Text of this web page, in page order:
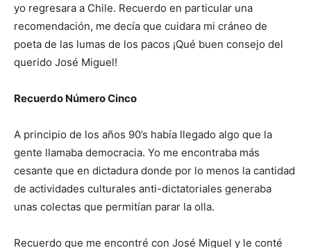
yo regresara a Chile. Recuerdo en particular una
recomendación, me decía que cuidara mi cráneo de
poeta de las lumas de los pacos ¡Qué buen consejo del
querido José Miguel!
Recuerdo Número Cinco
A principio de los años 90’s había llegado algo que la
gente llamaba democracia. Yo me encontraba más
cesante que en dictadura donde por lo menos la cantidad
de actividades culturales anti-dictatoriales generaba
unas colectas que permitían parar la olla.
Recuerdo que me encontré con José Miguel y le conté